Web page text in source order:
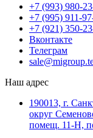
+7 (993) 980-
+7 (995) 911-
+7 (921) 350-
Вконтакте
Телеграм
Наш адрес
190013, г.
округ
помещ. 11-Н,